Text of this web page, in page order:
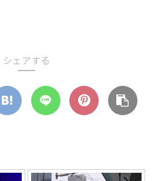
シェアする